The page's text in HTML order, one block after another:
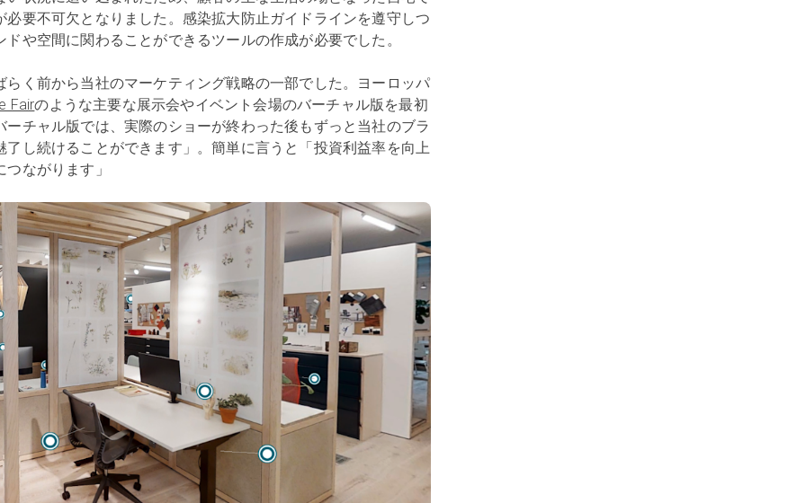
必要不可欠となりました。感染拡大防止ガイドラインを遵守しつ
や空間に関わることができるツールの作成が必要でした。
らく前から当社のマーケティング戦略の一部でした。ヨーロッパ
Fairのような主要な展示会やイベント会場のバーチャル版を最初
ーチャル版では、実際のショーが終わった後もずっと当社のブラ
了し続けることができます」。簡単に言うと「投資利益率を向上
ながります」